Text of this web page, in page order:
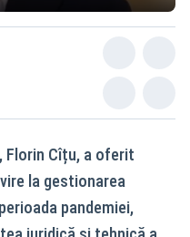
Florin Cîțu, a oferit
la gestionarea
pandemiei,